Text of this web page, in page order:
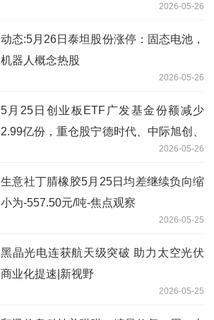
2026-05-26
动态:5月26日泰坦股份涨停：固态电池，
机器人概念热股
2026-05-26
5月25日创业板ETF广发基金份额减少
2.99亿份，重仓股宁德时代、中际旭创、
2026-05-26
生意社丁腈橡胶5月25日均差继续负向缩
小为-557.50元/吨-焦点观察
2026-05-25
黑晶光电连获航天级突破 助力太空光伏
商业化提速|新视野
2026-05-25